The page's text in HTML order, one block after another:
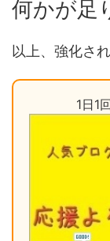
何かが足
以上、強化さ
1日1